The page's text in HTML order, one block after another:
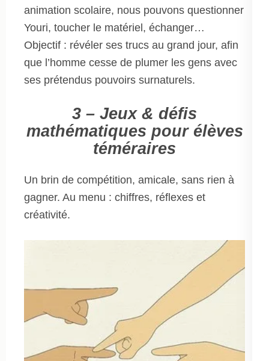
animation scolaire, nous pouvons questionner
Youri, toucher le matériel, échanger…
Objectif : révéler ses trucs au grand jour, afin
que l’homme cesse de plumer les gens avec
ses prétendus pouvoirs surnaturels.
3 – Jeux & défis
mathématiques pour élèves
téméraires
Un brin de compétition, amicale, sans rien à
gagner. Au menu : chiffres, réflexes et
créativité.